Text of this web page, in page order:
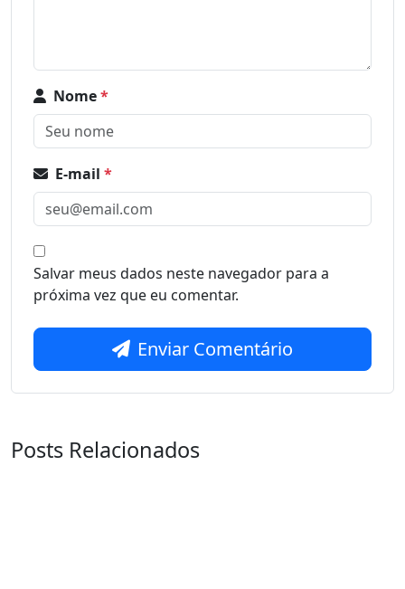
Nome*
E-mail *
Salvar meus dados neste navegador para a
próxima vez que eu comentar.
Enviar Comentário
Posts Relacionados